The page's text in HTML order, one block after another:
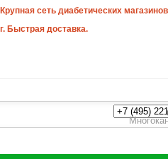
Крупная сеть диабетических
г. Быстрая доставка.